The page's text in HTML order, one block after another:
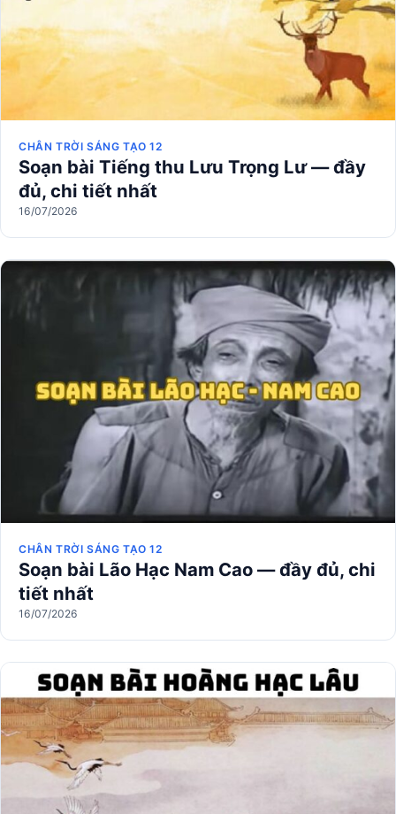
CHÂN TRỜI SÁNG TẠO 12
Soạn bài Tiếng thu Lưu Trọng Lư — đầy
đủ, chi tiết nhất
16/07/2026
CHÂN TRỜI SÁNG TẠO 12
Soạn bài Lão Hạc Nam Cao — đầy đủ, chi
tiết nhất
16/07/2026